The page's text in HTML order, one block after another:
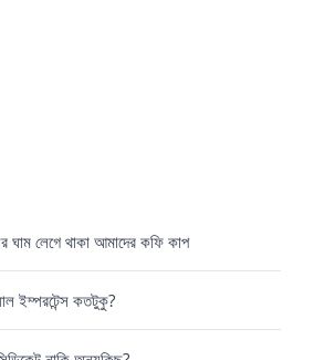
ঘাম লেগে থাকা আমাদের কফি কাপ
ইম্পরটেন্স কতটুকু?